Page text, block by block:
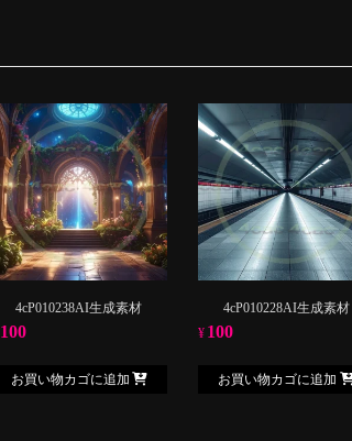
4cP010238AI生成素材
100
お買い物カゴに追加
4cP010228AI生成素材
¥ 100
お買い物カゴに追加